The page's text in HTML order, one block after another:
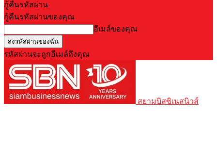
กู้คืนรหัสผ่าน
กู้คืนรหัสผ่านของคุณ
อีเมล์ของคุณ
รหัสผ่านจะถูกอีเมล์ถึงคุณ
สยามบิสซิเนสนิวส์